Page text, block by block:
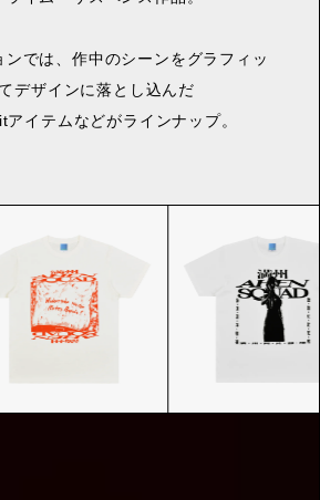
では、作中のシーンをグラフィッ
デザインに落とし込んだ
イテムなどがラインナップ。